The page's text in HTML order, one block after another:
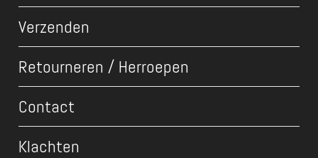
Verzenden
Retourneren / Herroepen
Contact
Klachten